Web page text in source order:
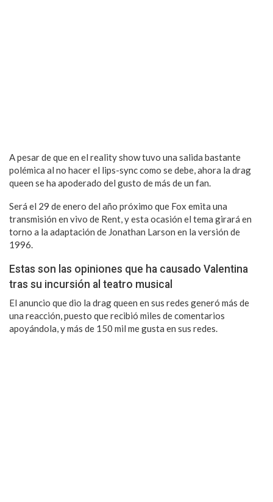
A pesar de que en el reality show tuvo una salida bastante
polémica al no hacer el lips-sync como se debe, ahora la drag
queen se ha apoderado del gusto de más de un fan.
Será el 29 de enero del año próximo que Fox emita una
transmisión en vivo de Rent, y esta ocasión el tema girará en
torno a la adaptación de Jonathan Larson en la versión de
1996.
Estas son las opiniones que ha causado Valentina
tras su incursión al teatro musical
El anuncio que dio la drag queen en sus redes generó más de
una reacción, puesto que recibió miles de comentarios
apoyándola, y más de 150 mil me gusta en sus redes.